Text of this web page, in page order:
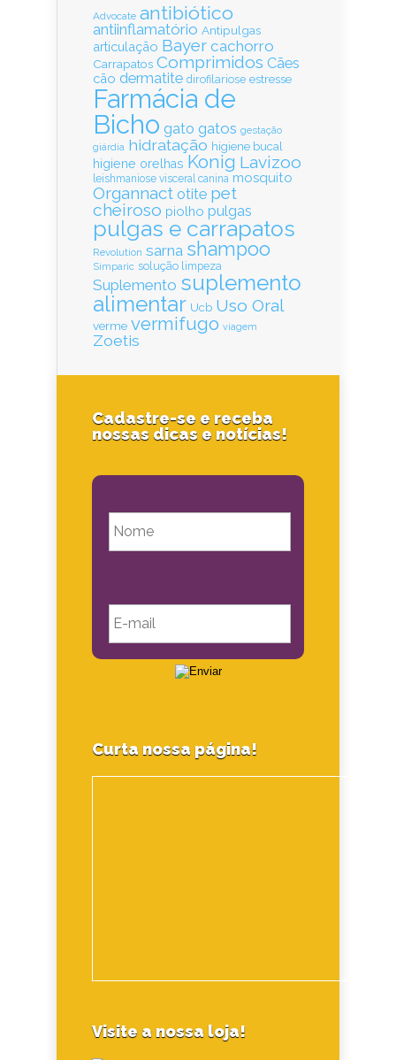
Advocate antibiótico
antiinflamatório Antipulgas
articulação Bayer cachorro
Carrapatos Comprimidos Cães
cão dermatite dirofilariose estresse
Farmácia de
Bicho gato gatos gestação
giárdia hidratação higiene bucal
higiene orelhas Konig Lavizoo
leishmaniose visceral canina mosquito
Organnact otite pet
cheiroso piolho pulgas
pulgas e carrapatos
Revolution sarna shampoo
Simparic solução limpeza
Suplemento suplemento
alimentar Ucb Uso Oral
verme vermifugo viagem
Zoetis
Cadastre-se e receba
nossas dicas e notícias!
Curta nossa página!
Visite a nossa loja!